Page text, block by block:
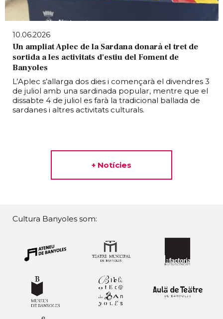
10.06.2026
Un ampliat Aplec de la Sardana donarà el tret de
sortida a les activitats d'estiu del Foment de
Banyoles
L’Aplec s’allarga dos dies i començarà el divendres 3
de juliol amb una sardinada popular, mentre que el
dissabte 4 de juliol es farà la tradicional ballada de
sardanes i altres activitats culturals.
+ Notícies
Cultura Banyoles som: